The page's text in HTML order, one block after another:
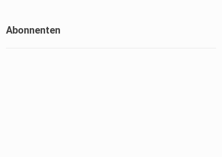
Abonnenten